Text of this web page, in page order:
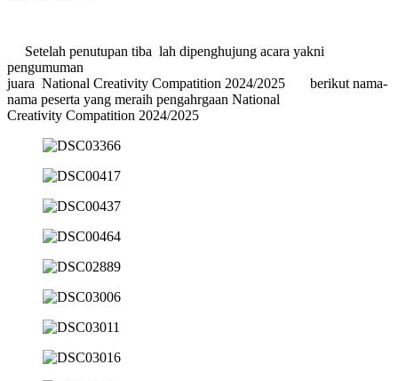
Setelah penutupan tiba lah dipenghujung acara yakni
pengumuman
juara National Creativity Compatition 2024/2025 berikut nama-
nama peserta yang meraih pengahrgaan National
Creativity Compatition 2024/2025